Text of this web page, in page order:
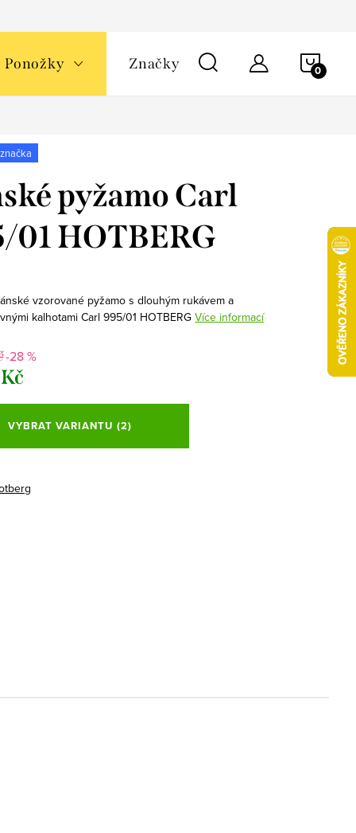
Ponožky Značky
pyžamo Carl
01 HOTBERG
vzorované pyžamo s dlouhým rukávem a
kalhotami Carl 995/01 HOTBERGVíce informací
-28 %
VYBRAT VARIANTU (2)